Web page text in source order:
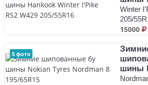
Winter
205/
15000
5 фото
шины